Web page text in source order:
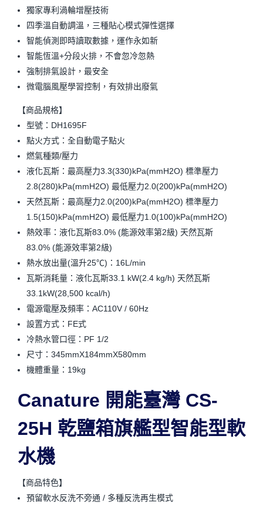
獨家專利渦輪增壓技術
四季溫自動調溫，三種貼心模式彈性選擇
智能偵測即時讀取數據，運作永如新
智能恆溫+分段火排，不會忽冷忽熱
強制排氣設計，最安全
微電腦風壓學習控制，有效排出廢氣
【商品規格】
型號：DH1695F
點火方式：全自動電子點火
燃氣種類/壓力
液化瓦斯：最高壓力3.3(330)kPa(mmH2O) 標準壓力
2.8(280)kPa(mmH2O) 最低壓力2.0(200)kPa(mmH2O)
天然瓦斯：最高壓力2.0(200)kPa(mmH2O) 標準壓力
1.5(150)kPa(mmH2O) 最低壓力1.0(100)kPa(mmH2O)
熱效率：液化瓦斯83.0% (能源效率第2級) 天然瓦斯
83.0% (能源效率第2級)
熱水放出量(溫升25℃)：16L/min
瓦斯消耗量：液化瓦斯33.1 kW(2.4 kg/h) 天然瓦斯
33.1kW(28,500 kcal/h)
電源電壓及頻率：AC110V / 60Hz
設置方式：FE式
冷熱水管口徑：PF 1/2
尺寸：345mmX184mmX580mm
機體重量：19kg
Canature 開能臺灣 CS-
25H 乾鹽箱旗艦型智能型軟
水機
【商品特色】
預留軟水反洗不旁通 / 多種反洗再生模式